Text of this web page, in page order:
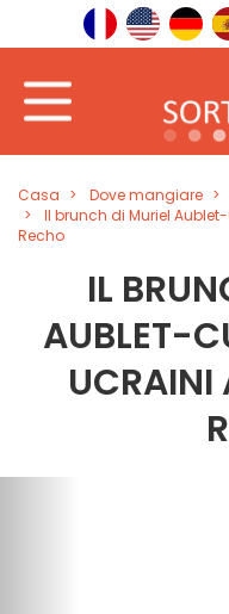
Casa Dove mangiare
Il brunch di Muriel
Recho
IL
AUBLET-
UCRAINI